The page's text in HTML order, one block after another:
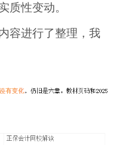
质性变动。
容进行了整理，我